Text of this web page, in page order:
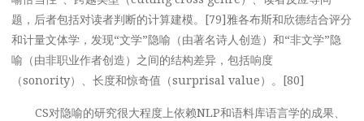
题，后者包括对读者判断的计算建模。[79]雅各布斯和欣德结合评分
和计量文体学，发现“文学”隐喻（由著名诗人创造）和“非文学”隐
喻（由非职业作者创造）之间的结构差异，包括响度
（sonority）、长度和惊奇值（surprisal value）。[80]
CS对隐喻的研究很大程度上依赖NLP和语料库语言学的成果、